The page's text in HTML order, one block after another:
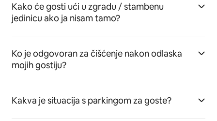
Kako će gosti ući u zgradu / stambenu
jedinicu ako ja nisam tamo?
Ko je odgovoran za čišćenje nakon odlaska
mojih gostiju?
Kakva je situacija s parkingom za goste?